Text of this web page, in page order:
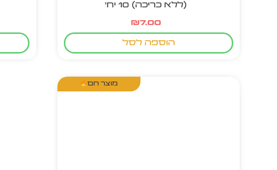
(ללא כריכה) 10 יח'
₪7.00
הוספה לסל
מוצר חם